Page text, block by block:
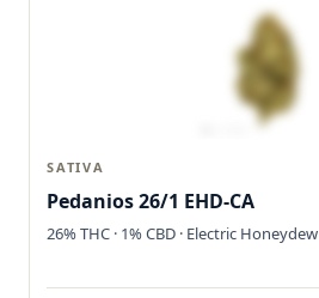
SATIVA
Pedanios 26/1 EHD-CA
26% THC · 1% CBD · Electric Honeydew